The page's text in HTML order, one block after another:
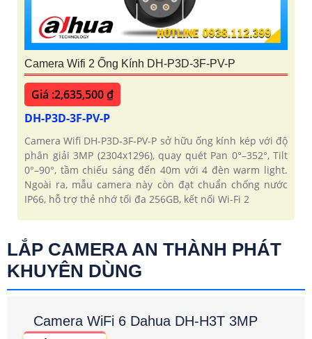
Camera Wifi 2 Ống Kính DH-P3D-3F-PV-P
Giá :2,635,500 ₫
DH-P3D-3F-PV-P
Camera Wifi DH-P3D-3F-PV-P sở hữu ống kính kép với độ
phân giải 3MP (2304x1296), quay quét Pan 0°–352°, Tilt
0°–90°, tầm chiếu sáng đến 40m với 4 đèn warm light.
Ngoài ra, mẫu camera này còn đạt chuẩn chống nước
IP66, hỗ trợ thẻ nhớ tối đa 256GB, kết nối Wi-Fi 2
LẮP CAMERA AN THÀNH PHÁT
KHUYÊN DÙNG
Camera WiFi 6 Dahua DH-H3T 3MP